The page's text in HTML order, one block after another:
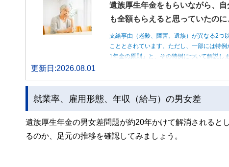
遺族厚生年金をもらいながら、
も全額もらえると思っていたの
支給事由（老齢、障害、遺族）が異なる2つ
こととされています。ただし、一部には特
1年金の原則」と、その特例について解説しま
更新日:2026.08.01
就業率、雇用形態、年収（給与）の男女差
遺族厚生年金の男女差問題が約20年かけて解消されると
るのか、足元の推移を確認してみましょう。